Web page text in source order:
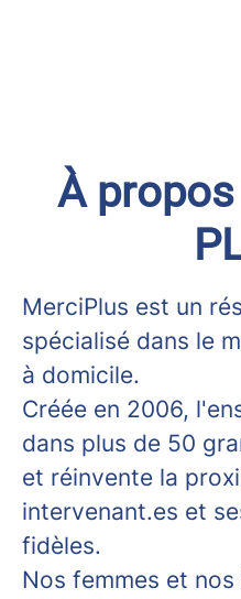
À propos
MerciPlus est un
spécialisé dans le
à domicile.
Créée en 2006,
dans plus de 50
et réinvente la
intervenant.es et
fidèles.
Nos femmes et